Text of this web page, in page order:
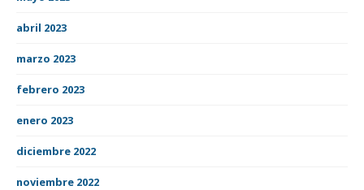
abril 2023
marzo 2023
febrero 2023
enero 2023
diciembre 2022
noviembre 2022